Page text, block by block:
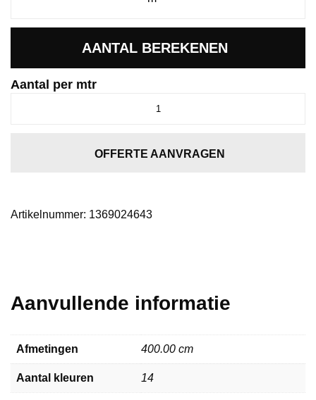
AANTAL BEREKENEN
Aantal per mtr
OFFERTE AANVRAGEN
Artikelnummer: 1369024643
Aanvullende informatie
Afmetingen 400.00 cm
Aantal kleuren 14